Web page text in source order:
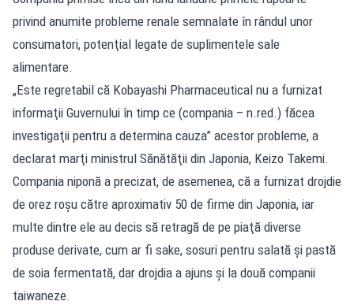
privind anumite probleme renale semnalate în rândul unor
consumatori, potenţial legate de suplimentele sale
alimentare.
„Este regretabil că Kobayashi Pharmaceutical nu a furnizat
informaţii Guvernului în timp ce (compania – n.red.) făcea
investigaţii pentru a determina cauza” acestor probleme, a
declarat marţi ministrul Sănătăţii din Japonia, Keizo Takemi.
Compania niponă a precizat, de asemenea, că a furnizat drojdie
de orez roşu către aproximativ 50 de firme din Japonia, iar
multe dintre ele au decis să retragă de pe piaţă diverse
produse derivate, cum ar fi sake, sosuri pentru salată şi pastă
de soia fermentată, dar drojdia a ajuns și la două companii
taiwaneze.